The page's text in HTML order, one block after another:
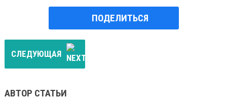
ПОДЕЛИТЬСЯ
СЛЕДУЮЩАЯ
АВТОР СТАТЬИ